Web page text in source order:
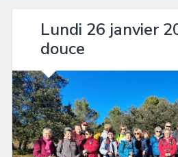
Lundi 26 janvier
douce